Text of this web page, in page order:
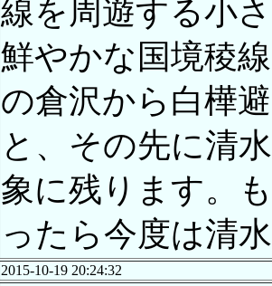
線を周遊する小
鮮やかな国境稜
の倉沢から白樺
と、その先に清
象に残ります。
ったら今度は清
2015-10-19 20:24:32